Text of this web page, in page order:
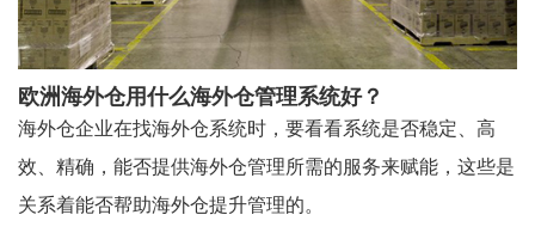
欧洲海外仓用什么海外仓管理系统好？
海外仓企业在找海外仓系统时，要看看系统是否稳定、高
效、精确，能否提供海外仓管理所需的服务来赋能，这些是
关系着能否帮助海外仓提升管理的。